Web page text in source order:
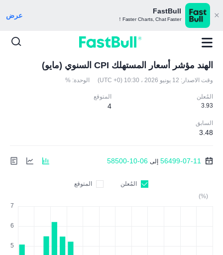
FastBull
Faster Charts, Chat Faster！ عرض
الهند مؤشر أسعار المستهلك CPI السنوي (مايو)
وقت الاصدار: 12 يونيو 2026 ، 10:30 (UTC +0) الوحدة: %
المُعلن
3.93
المتوقع
4
السابق
3.48
56499-07-11 إلى 58500-10-06
المُعلن
المتوقع
(%)